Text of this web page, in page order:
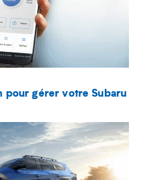
pour gérer votre Subaru